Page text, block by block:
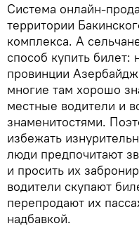
Система онлайн-
территории
комплекса. А
способ купить
провинции
многие там хорошо
местные водители и
знаменитостями.
избежать
люди предпочитают
и просить их
водители скупают
перепродают их
надбавкой.